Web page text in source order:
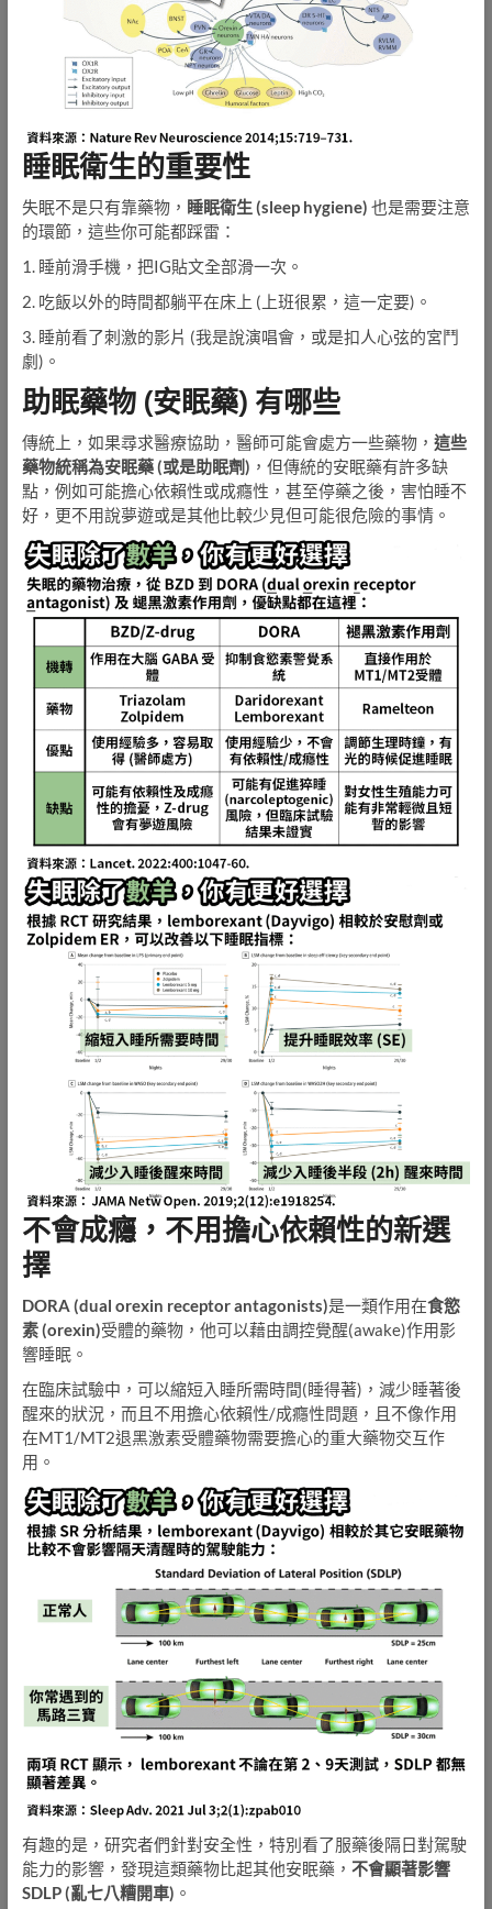
睡眠衛生的重要性
失眠不是只有靠藥物， 睡眠衛生 (sleep hygiene) 也是需要注意
的環節，這些你可能都踩雷：
1. 睡前滑手機，把IG貼文全部滑一次。
2. 吃飯以外的時間都躺平在床上 (上班很累，這一定要)。
3. 睡前看了刺激的影片 (我是說演唱會，或是扣人心弦的宮鬥
劇)。
助眠藥物 (安眠藥) 有哪些
傳統上，如果尋求醫療協助，醫師可能會處方一些藥物， 這些
藥物統稱為安眠藥 (或是助眠劑) ，但傳統的安眠藥有許多缺
點，例如可能擔心依賴性或成癮性，甚至停藥之後，害怕睡不
好，更不用說夢遊或是其他比較少見但可能很危險的事情。
不會成癮，不用擔心依賴性的新選
擇
DORA (dual orexin receptor antagonists)是一類作用在食慾
素 (orexin)受體的藥物，他可以藉由調控覺醒(awake)作用影
響睡眠。
在臨床試驗中，可以縮短入睡所需時間(睡得著)，減少睡著後
醒來的狀況，而且不用擔心依賴性/成癮性問題，且不像作用
在MT1/MT2退黑激素受體藥物需要擔心的重大藥物交互作
用。
有趣的是，研究者們針對安全性，特別看了服藥後隔日對駕駛
能力的影響，發現這類藥物比起其他安眠藥， 不會顯著影響
SDLP (亂七八糟開車) 。